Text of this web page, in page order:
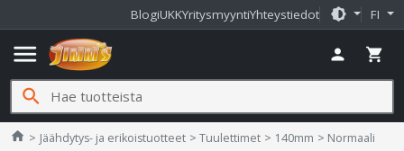
BlogiUKKYritysmyyntiYhteystiedot brightness_medium FI
menu person shopping_cart
search
home Jimms.fi
Jäähdytys- ja erikoistuotteet Tuulettimet 140mm Normaali